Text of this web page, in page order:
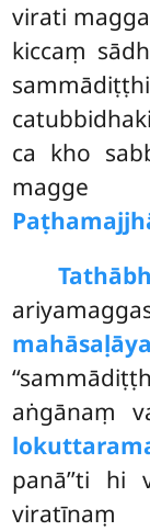
virati
kiccaṃ
ca kho
magge
aṅgānaṃ
panā’’ti hi
viratīnaṃ